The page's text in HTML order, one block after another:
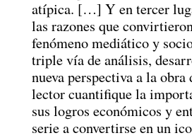
atípica. […] Y en tercer
las razones que
fenómeno mediático y
triple vía de análisis,
nueva perspectiva a la
lector cuantifique la
sus logros económicos y
serie a convertirse en un